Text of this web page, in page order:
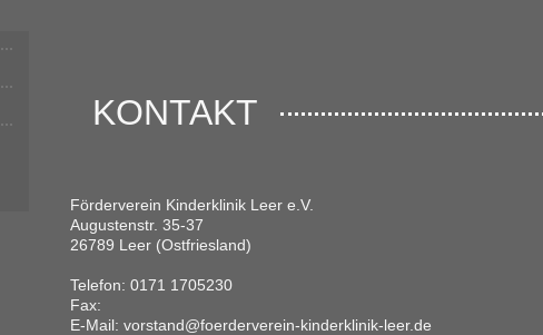
KONTAKT
Förderverein Kinderklinik Leer e.V.
Augustenstr. 35-37
26789 Leer (Ostfriesland)
Telefon: 0171 1705230
Fax:
E-Mail: vorstand@foerderverein-kinderklinik-leer.de